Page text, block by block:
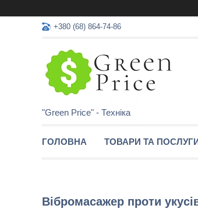
+380 (68) 864-74-86
"Green Price" - Техніка
ГОЛОВНА ТОВАРИ ТА
Вібромасажер проти